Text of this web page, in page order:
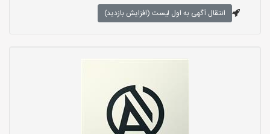
انتقال آگهی به اول لیست (افزایش بازدید)